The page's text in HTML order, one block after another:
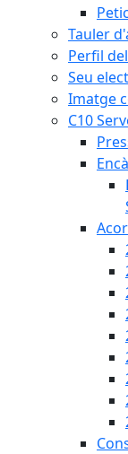
Tauler
Perfil
Seu
Imatge
C10